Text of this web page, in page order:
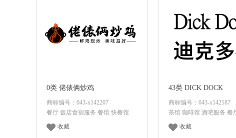
0类 佬俵俩炒鸡
商标编号：043-x142207
餐厅 饭店食宿服务 餐馆 快餐馆
收藏
43类 DICK DOCK
商标编号：043-x142187
茶馆 咖啡馆 酒吧服务 餐
收藏